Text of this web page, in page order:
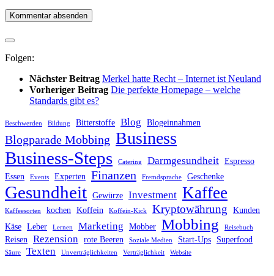
Folgen:
Nächster Beitrag Merkel hatte Recht – Internet ist Neuland
Vorheriger Beitrag Die perfekte Homepage – welche
Standards gibt es?
Beschwerden Bildung Bitterstoffe Blog Blogeinnahmen
Blogparade Mobbing Business
Business-Steps Catering Darmgesundheit Espresso
Essen
Events Experten Finanzen Fremdsprache Geschenke
Gesundheit Gewürze Investment Kaffee
Kaffeesorten kochen Koffein Koffein-Kick Kryptowährung
Kunden
Käse Leber Lernen Marketing Mobber Mobbing Reisebuch
Reisen Rezension rote Beeren Soziale Medien Start-Ups Superfood
Säure Texten Unverträglichkeiten Verträglichkeit Website